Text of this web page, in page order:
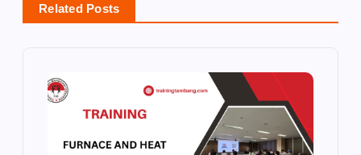
Related Posts